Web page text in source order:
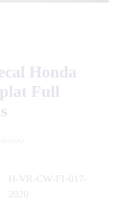
Honda
Full
H-VR-CW-FI-017-
2020